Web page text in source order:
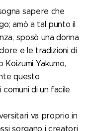
sapere che
amò a tal punto il
sposò una donna
e le tradizioni di
Koizumi Yakumo,
questo
di un facile
va proprio in
sorgano i creatori